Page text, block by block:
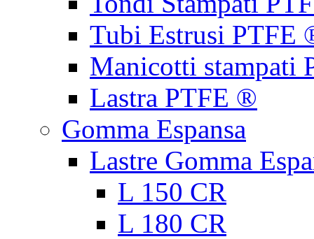
Tubi Estrusi PTFE
Manicotti stampati
Lastra PTFE ®
Gomma Espansa
Lastre Gomma
L 150 CR
L 180 CR